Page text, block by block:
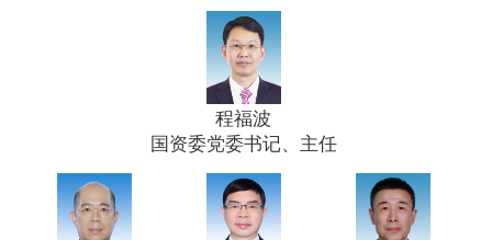
程福波
国资委党委书记、主任